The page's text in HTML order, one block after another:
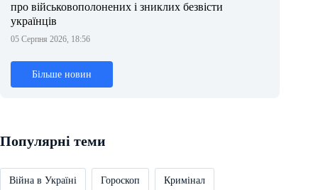
про військовополонених і зниклих безвісти
українців
05 Серпня 2026, 18:56
Більше новин
Популярні теми
Війна в Україні Гороскоп Кримінал